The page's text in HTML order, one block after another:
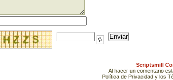
Scriptsmill
Al hacer un comentario
Política de Privacidad y los